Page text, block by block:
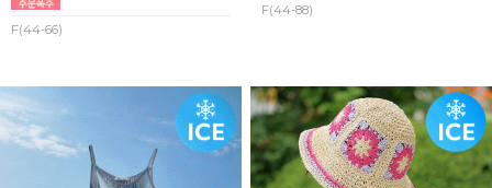
F(44-66)
F(44-88)